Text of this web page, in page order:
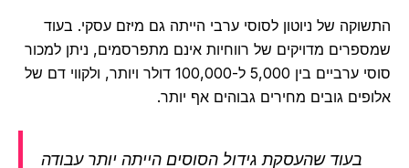
של ניוטון לסוסי ערבי הייתה גם מיזם עסקי. בעוד
מדויקים של רווחיות אינם מתפרסמים, ניתן למכור
סוסי ערביים בין 5,000 ל-100,000 דולר ויותר, ולקווי דם של
גובים מחירים גבוהים אף יותר.
בעוד שהעסקת גידול הסוסים הייתה יותר עבודה